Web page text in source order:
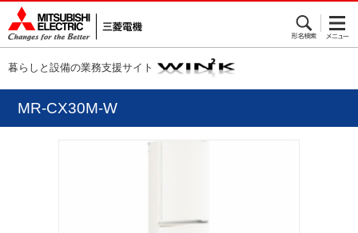
暮らしと設備の業務支援サイト
MR-CX30M-W